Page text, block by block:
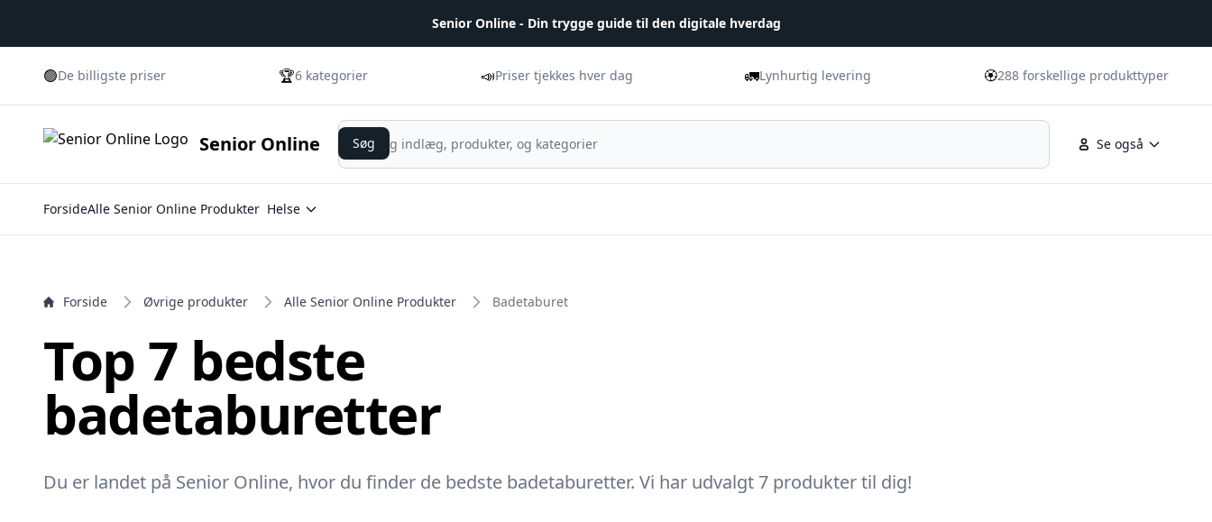
Senior Online - Din trygge guide til den digitale hverdag
🟢De billigste priser 🏆6 kategorier 📣Priser tjekkes hver dag 🚛Lynhurtig levering 🏵️288 forskellige produkttyper
Senior Online Se også
Søg
Søg
ForsideAlle Senior Online Produkter Helse
Forside Øvrige produkter Alle Senior Online Produkter Badetaburet
Top 7 bedste
badetaburetter
Du er landet på Senior Online, hvor du finder de bedste badetaburetter. Vi har udvalgt 7 produkter til dig!